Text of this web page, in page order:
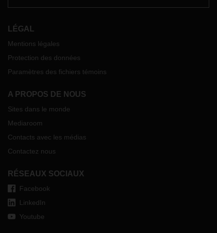
LÉGAL
Mentions légales
Protection des données
Paramètres des fichiers témoins
A PROPOS DE NOUS
Sites dans le monde
Mediaroom
Contacts avec les médias
Contactez nous
RÉSEAUX SOCIAUX
Facebook
LinkedIn
Youtube